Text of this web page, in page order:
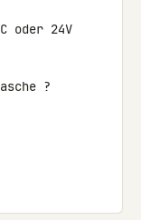
oder 24V
?